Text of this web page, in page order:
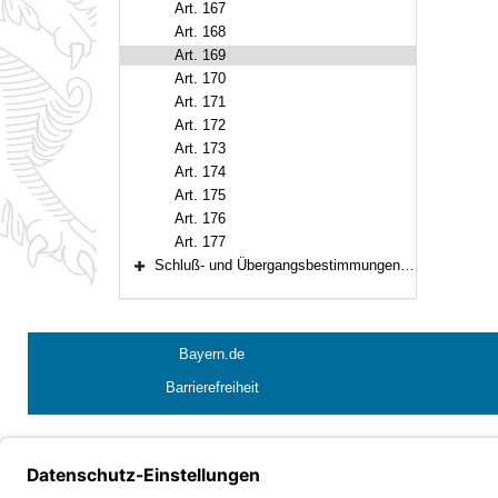
Art. 167
Art. 168
Art. 169
Art. 170
Art. 171
Art. 172
Art. 173
Art. 174
Art. 175
Art. 176
Art. 177
Schluß- und Übergangsbestimmungen (Art. 178–188)
Bayern.de
Barrierefreiheit